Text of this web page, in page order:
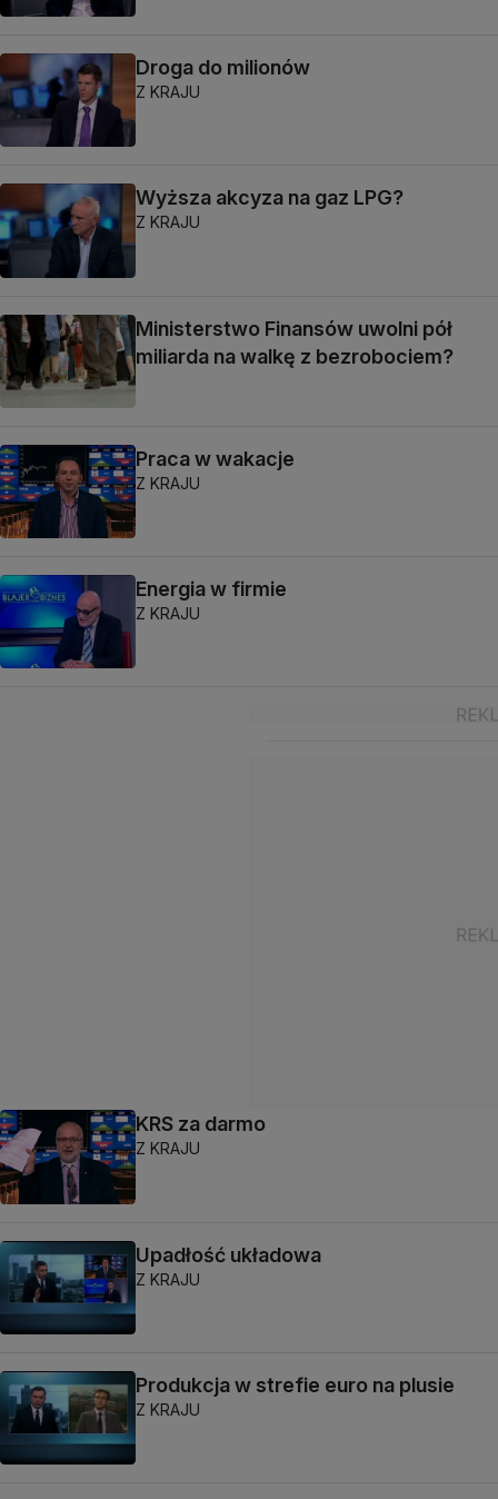
Droga do milionów
Z KRAJU
Wyższa akcyza na gaz LPG?
Z KRAJU
Ministerstwo Finansów uwolni pół
miliarda na walkę z bezrobociem?
Praca w wakacje
Z KRAJU
Energia w firmie
Z KRAJU
KRS za darmo
Z KRAJU
Upadłość układowa
Z KRAJU
Produkcja w strefie euro na plusie
Z KRAJU